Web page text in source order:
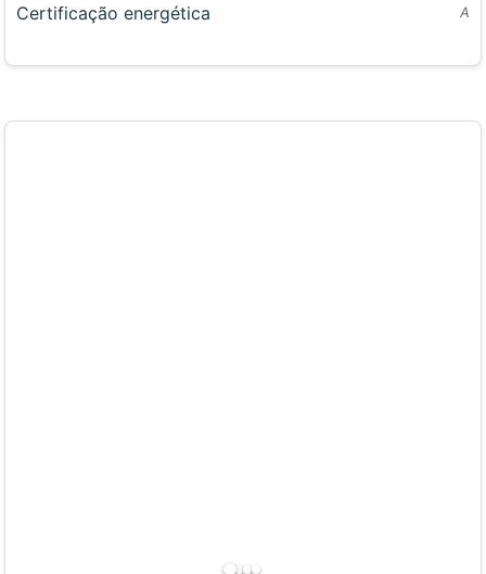
Certificação energética A